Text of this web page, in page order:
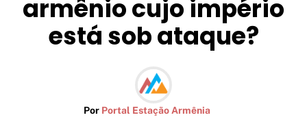
armênio cujo império
está sob ataque?
Por Portal Estação Armênia